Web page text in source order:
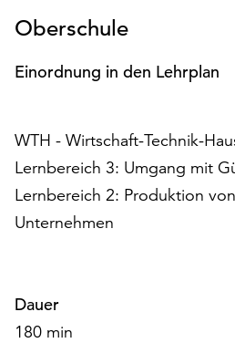
Einverständnis
ändern
Dafür
steht
Ihnen
am
Ende
Schaltfläche
„Cookie-
Oberschule
Einordnung in den Lehrplan
WTH - Wirtschaft-Technik-
Lernbereich 3: Umgang mit
Lernbereich 2: Produktion
Unternehmen
Dauer
180 min